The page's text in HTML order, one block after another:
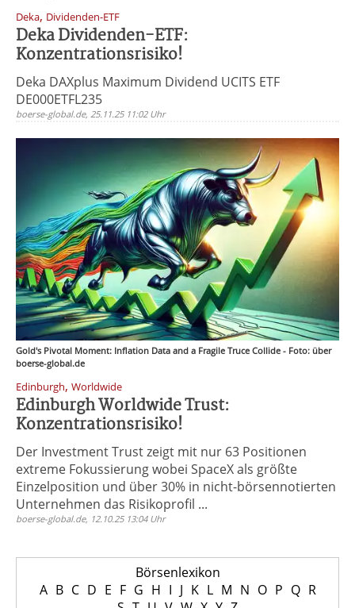
Deka, Dividenden-ETF
Deka Dividenden-ETF:
Konzentrationsrisiko!
Deka DAXplus Maximum Dividend UCITS ETF
DE000ETFL235
boerse-global.de, 25.11.25 11:02 Uhr
Gold's Pivotal Moment: Inflation Data and a Fragile Truce Collide - Foto: über
boerse-global.de
Edinburgh, Worldwide
Edinburgh Worldwide Trust:
Konzentrationsrisiko!
Der Investment Trust zeigt mit nur 63 Positionen
extreme Fokussierung wobei SpaceX als größte
Einzelposition und über 30% in nicht-börsennotierten
Unternehmen das Risikoprofil ...
boerse-global.de, 12.10.25 13:04 Uhr
Börsenlexikon
A B C D E F G H I J K L M N O P Q R